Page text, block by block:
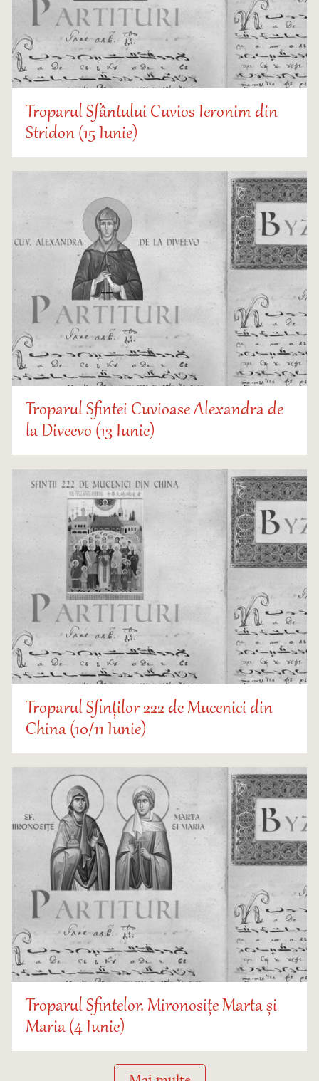
Troparul Sfântului Cuvios Ieronim din
Stridon (15 Iunie)
Troparul Sfintei Cuvioase Alexandra de
la Diveevo (13 Iunie)
Troparul Sfinților 222 de Mucenici din
China (10/11 Iunie)
Troparul Sfintelor. Mironosițe Marta și
Maria (4 Iunie)